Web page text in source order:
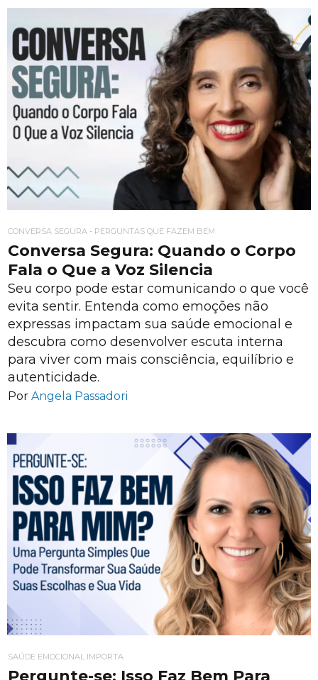
CONVERSA SEGURA - PERGUNTAS QUE FAZEM BEM
Conversa Segura: Quando o Corpo
Fala o Que a Voz Silencia
Seu corpo pode estar comunicando o que você
evita sentir. Entenda como emoções não
expressas impactam sua saúde emocional e
descubra como desenvolver escuta interna
para viver com mais consciência, equilíbrio e
autenticidade.
Por Angela Passadori
SAÚDE EMOCIONAL IMPORTA